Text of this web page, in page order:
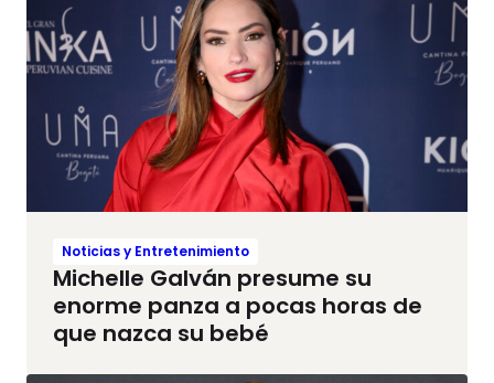
Noticias y Entretenimiento
Michelle Galván presume su
enorme panza a pocas horas de
que nazca su bebé